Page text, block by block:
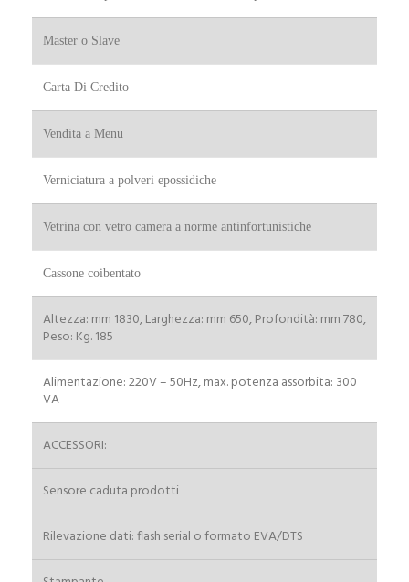
Master o Slave
Carta Di Credito
Vendita a Menu
Verniciatura a polveri epossidiche
Vetrina con vetro camera a norme antinfortunistiche
Cassone coibentato
Altezza: mm 1830, Larghezza: mm 650, Profondità: mm 780,
Peso: Kg. 185
Alimentazione: 220V – 50Hz, max. potenza assorbita: 300
VA
ACCESSORI:
Sensore caduta prodotti
Rilevazione dati: flash serial o formato EVA/DTS
Indirizzo
Indirizzo (linea 1)
seconda riga per indirizzo
C.A.P.
NOTE
PRIVACY
Acconsento il trattamento dei dati personali; I